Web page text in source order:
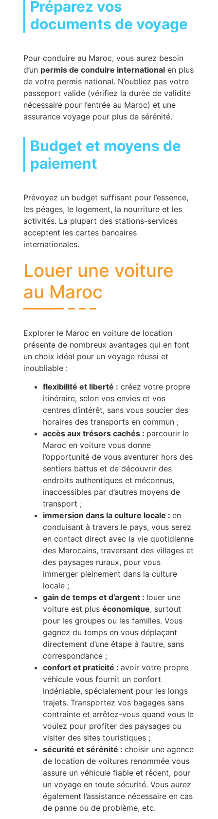
Préparez vos
documents de voyage
Pour conduire au Maroc, vous aurez besoin
d’un permis de conduire international en plus
de votre permis national. N’oubliez pas votre
passeport valide (vérifiez la durée de validité
nécessaire pour l’entrée au Maroc) et une
assurance voyage pour plus de sérénité.
Budget et moyens de
paiement
Prévoyez un budget suffisant pour l’essence,
les péages, le logement, la nourriture et les
activités. La plupart des stations-services
acceptent les cartes bancaires
internationales.
Louer une voiture
au Maroc
Explorer le Maroc en voiture de location
présente de nombreux avantages qui en font
un choix idéal pour un voyage réussi et
inoubliable :
flexibilité et liberté : créez votre propre
itinéraire, selon vos envies et vos
centres d’intérêt, sans vous soucier des
horaires des transports en commun ;
accès aux trésors cachés : parcourir le
Maroc en voiture vous donne
l’opportunité de vous aventurer hors des
sentiers battus et de découvrir des
endroits authentiques et méconnus,
inaccessibles par d’autres moyens de
transport ;
immersion dans la culture locale : en
conduisant à travers le pays, vous serez
en contact direct avec la vie quotidienne
des Marocains, traversant des villages et
des paysages ruraux, pour vous
immerger pleinement dans la culture
locale ;
gain de temps et d’argent : louer une
voiture est plus économique, surtout
pour les groupes ou les familles. Vous
gagnez du temps en vous déplaçant
directement d’une étape à l’autre, sans
correspondance ;
confort et praticité : avoir votre propre
véhicule vous fournit un confort
indéniable, spécialement pour les longs
trajets. Transportez vos bagages sans
contrainte et arrêtez-vous quand vous le
voulez pour profiter des paysages ou
visiter des sites touristiques ;
sécurité et sérénité : choisir une agence
de location de voitures renommée vous
assure un véhicule fiable et récent, pour
un voyage en toute sécurité. Vous aurez
également l’assistance nécessaire en cas
de panne ou de problème, etc.